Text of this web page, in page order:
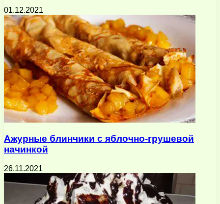
01.12.2021
Ажурные блинчики с яблочно-грушевой
начинкой
26.11.2021